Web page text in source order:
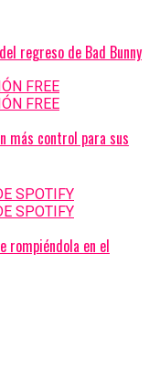
regreso de Bad Bunny
más control para sus
rompiéndola en el